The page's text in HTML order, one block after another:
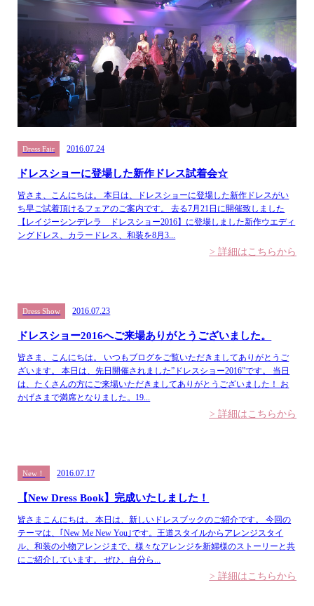
Dress Fair 2016.07.24
ドレスショーに登場した新作ドレス試着会☆
皆さま、こんにちは。 本日は、ドレスショーに登場した新作ドレスがい
ち早ご試着頂けるフェアのご案内です。 去る7月21日に開催致しました
【レイジーシンデレラ ドレスショー2016】に登場しました新作ウエディ
ングドレス、カラードレス、和装を8月3...
> 詳細はこちらから
Dress Show 2016.07.23
ドレスショー2016へご来場ありがとうございました。
皆さま、こんにちは。 いつもブログをご覧いただきましてありがとうご
ざいます。 本日は、先日開催されました”ドレスショー2016”です。 当日
は、たくさんの方にご来場いただきましてありがとうございました！ お
かげさまで満席となりました。19...
> 詳細はこちらから
New！ 2016.07.17
【New Dress Book】完成いたしました！
皆さまこんにちは。 本日は、新しいドレスブックのご紹介です。 今回の
テーマは、｢New Me New You｣です。王道スタイルからアレンジスタイ
ル、和装の小物アレンジまで、様々なアレンジを新婦様のストーリーと共
にご紹介しています。 ぜひ、自分ら...
> 詳細はこちらから